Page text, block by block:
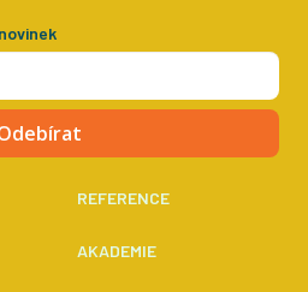
REFERENCE
AKADEMIE